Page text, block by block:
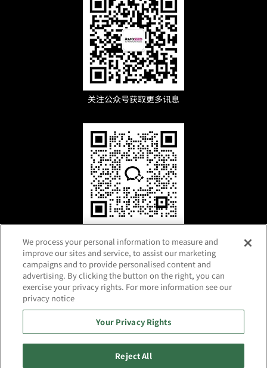
关注公众号获取更多讯息
Copyright 2024 RAMXEED LIMITED
沪ICP备2025127375号-1 利用条款 个人信息保护政策 网站地图
We process your personal information to measure and
improve our sites and service, to assist our marketing
campaigns and to provide personalised content and
advertising. By clicking the button on the right, you can
exercise your privacy rights. For more information see our
privacy notice
Your Privacy Rights
Reject All